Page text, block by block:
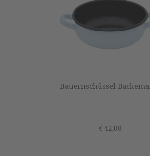
Bauernschüssel
€ 42,00